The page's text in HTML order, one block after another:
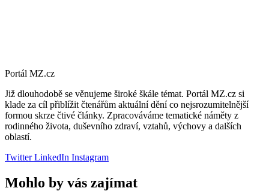
Portál MZ.cz
Již dlouhodobě se věnujeme široké škále témat. Portál MZ.cz si
klade za cíl přiblížit čtenářům aktuální dění co nejsrozumitelnější
formou skrze čtivé články. Zpracováváme tematické náměty z
rodinného života, duševního zdraví, vztahů, výchovy a dalších
oblastí.
TwitterLinkedIn Instagram
Mohlo by vás zajímat